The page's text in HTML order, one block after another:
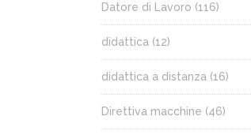
Datore di Lavoro (116)
didattica (12)
didattica a distanza (16)
Direttiva macchine (46)